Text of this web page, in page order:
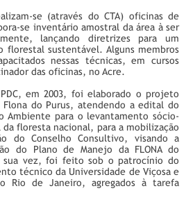
se (através do CTA) oficinas de
se inventário amostral da área à ser
lançando diretrizes para um
florestal sustentável. Alguns membros
nessas técnicas, em cursos
das oficinas, no Acre.
em 2003, foi elaborado o projeto
Flona do Purus, atendendo a edital do
Ambiente para o levantamento sócio-
floresta nacional, para a mobilização
do Conselho Consultivo, visando a
do Plano de Manejo da FLONA do
sua vez, foi feito sob o patrocínio do
técnico da Universidade de Viçosa e
Rio de Janeiro, agregados à tarefa